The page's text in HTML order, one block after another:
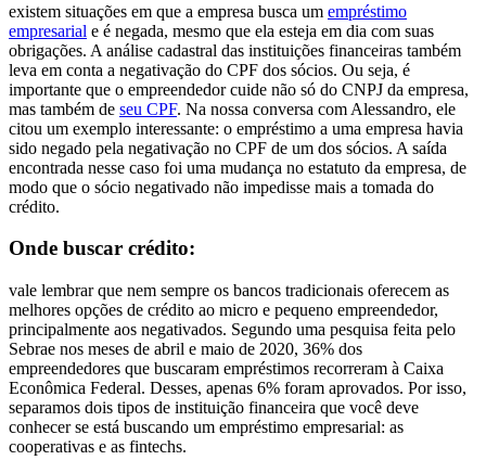
existem situações em que a empresa busca um empréstimo
empresarial e é negada, mesmo que ela esteja em dia com suas
obrigações. A análise cadastral das instituições financeiras também
leva em conta a negativação do CPF dos sócios. Ou seja, é
importante que o empreendedor cuide não só do CNPJ da empresa,
mas também de seu CPF. Na nossa conversa com Alessandro, ele
citou um exemplo interessante: o empréstimo a uma empresa havia
sido negado pela negativação no CPF de um dos sócios. A saída
encontrada nesse caso foi uma mudança no estatuto da empresa, de
modo que o sócio negativado não impedisse mais a tomada do
crédito.
Onde buscar crédito:
vale lembrar que nem sempre os bancos tradicionais oferecem as
melhores opções de crédito ao micro e pequeno empreendedor,
principalmente aos negativados. Segundo uma pesquisa feita pelo
Sebrae nos meses de abril e maio de 2020, 36% dos
empreendedores que buscaram empréstimos recorreram à Caixa
Econômica Federal. Desses, apenas 6% foram aprovados. Por isso,
separamos dois tipos de instituição financeira que você deve
conhecer se está buscando um empréstimo empresarial: as
cooperativas e as fintechs.